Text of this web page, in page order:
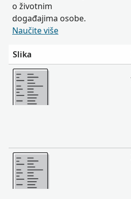
o životnim
događajima osobe.
Naučite više
Slika
Više
Više